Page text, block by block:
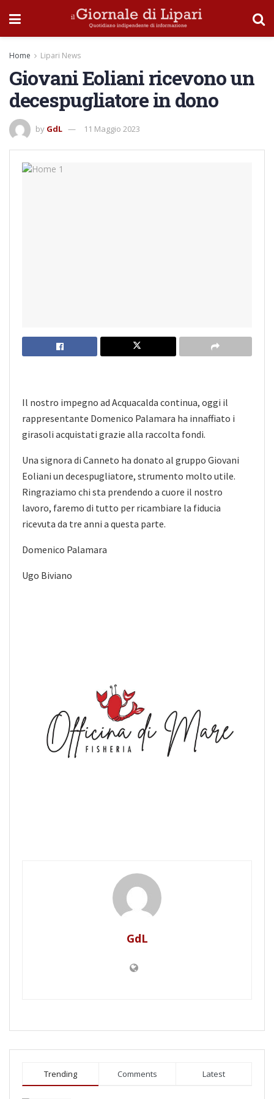
Home Lipari News
Giovani Eoliani ricevono un
decespugliatore in dono
by GdL 11 Maggio 2023
Il nostro impegno ad Acquacalda continua, oggi il
rappresentante Domenico Palamara ha innaffiato i
girasoli acquistati grazie alla raccolta fondi.
Una signora di Canneto ha donato al gruppo Giovani
Eoliani un decespugliatore, strumento molto utile.
Ringraziamo chi sta prendendo a cuore il nostro
lavoro, faremo di tutto per ricambiare la fiducia
ricevuta da tre anni a questa parte.
Domenico Palamara
Ugo Biviano
GdL
Trending Comments Latest